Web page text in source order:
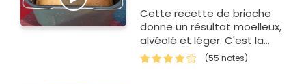
Cette recette de brioche
donne un résultat moelleux,
alvéolé et léger. C'est la
recette idéale pour tous les
gourmands qui veulen…
(55 notes)